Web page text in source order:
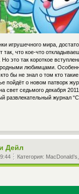
игрушечного мира,
так, что кое-что
Но это так короткое
любимцами.
бы не знал о том кто
пойдёт о новом патворк
свет седьмого декабря
развлекательный журнал
Дейл
Категория: MacDonald’s